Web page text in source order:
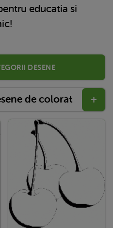
educatia si
desene
de colorat +